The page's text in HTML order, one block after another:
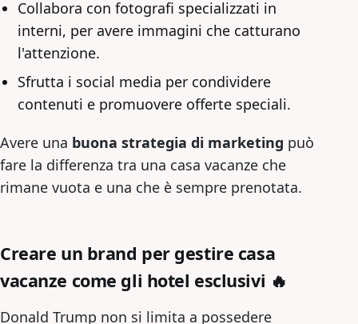
Collabora con fotografi specializzati in
interni, per avere immagini che catturano
l'attenzione.
Sfrutta i social media per condividere
contenuti e promuovere offerte speciali.
Avere una buona strategia di marketing può
fare la differenza tra una casa vacanze che
rimane vuota e una che è sempre prenotata.
Creare un brand per gestire casa
vacanze come gli hotel esclusivi 🔥
Donald Trump non si limita a possedere